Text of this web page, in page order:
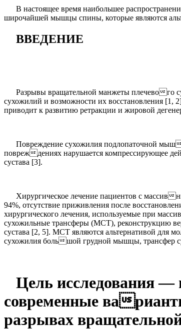
В настоящее время наибольшее
широчайшей мышцы спины, которые являются
ВВЕДЕНИЕ
Разрывы вращательной манжеты плечевого
сухожилий и возможности их восстановления [1,
приводит к развитию ретракции и жировой
Повреждение сухожилия подлопаточной мыш
повреждениях нарушается компрессирующее
сустава [3].
Хирургическое лечение пациентов с массив
94%, отсутствие приживления после
хирургического лечения, используемые при
сухожильные трансферы (МСТ), реконструкцию
сустава [2, 5]. МСТ являются альтернативой
сухожилия большой грудной мышцы, трансфер
Цель исследования —
современные ва
разрывах